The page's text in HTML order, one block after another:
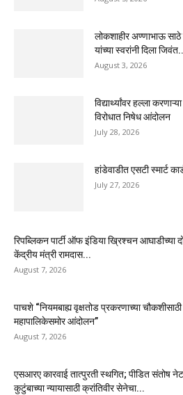
लोकशाहीर अण्णाभाऊ
यांच्या स्वरांनी दिला
August 3, 2026
विद्यार्थ्यांवर हल्ला
विरोधात निषेध आंदोलन
July 28, 2026
हांडेवाडीत एसटी स्मार्ट
July 27, 2026
रिपब्लिकन पार्टी ऑफ इंडिया ख्रिश्चन आघाडीच्या
केंद्रीय मंत्री रामदास...
August 7, 2026
पाचशे “नियमबाह्य वृक्षतोड प्रकरणाच्या चौकशीसाठी
महापालिकेसमोर आंदोलन”
August 7, 2026
एसआरए कारवाई तात्पुरती स्थगित; पीडित संतोष
कुटुंबाच्या न्यायासाठी क्रांतिवीर सेनेचा...